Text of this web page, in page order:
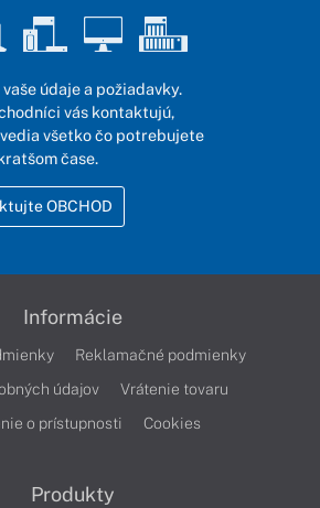
údaje a požiadavky.
vás kontaktujú,
všetko čo potrebujete
čase.
OBCHOD
Informácie
Reklamačné podmienky
údajov
Vrátenie tovaru
o prístupnosti
Cookies
Produkty